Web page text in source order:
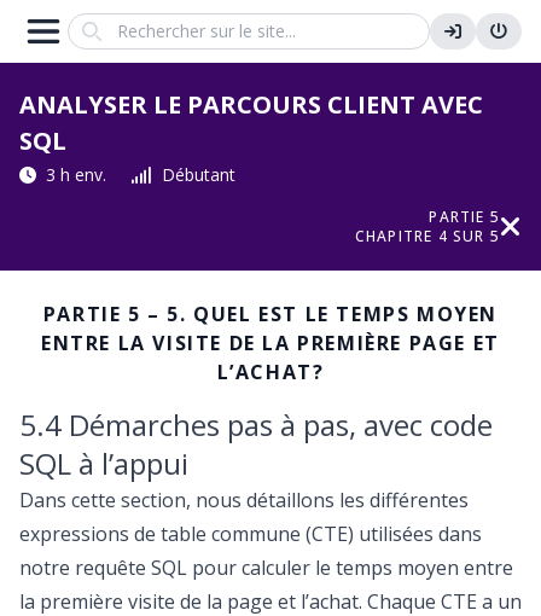
Search
ANALYSER LE PARCOURS CLIENT AVEC
SQL
3 h env. Débutant
PARTIE 5
CHAPITRE 4 SUR 5
PARTIE 5 – 5. QUEL EST LE TEMPS MOYEN
ENTRE LA VISITE DE LA PREMIÈRE PAGE ET
L’ACHAT?
5.4 Démarches pas à pas, avec code
SQL à l’appui
Dans cette section, nous détaillons les différentes
expressions de table commune (CTE) utilisées dans
notre requête SQL pour calculer le temps moyen entre
la première visite de la page et l’achat. Chaque CTE a un